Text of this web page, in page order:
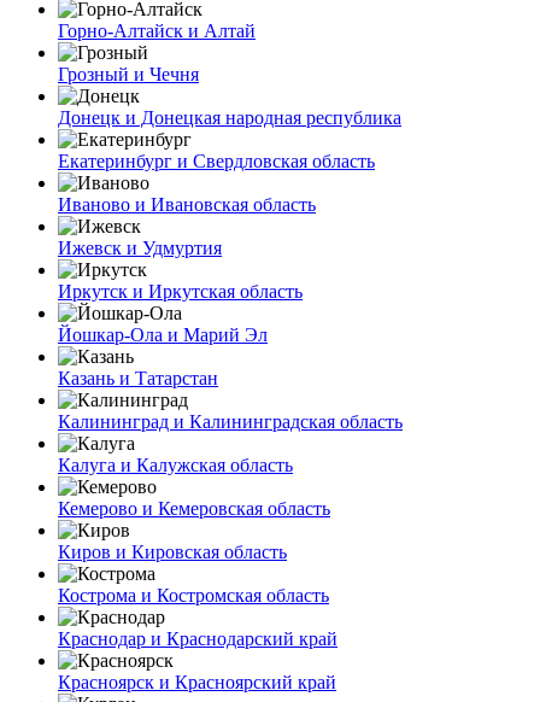
Горно-Алтайск и Алтай
Грозный и Чечня
Донецк и Донецкая народная республика
Екатеринбург и Свердловская область
Иваново и Ивановская область
Ижевск и Удмуртия
Иркутск и Иркутская область
Йошкар-Ола и Марий Эл
Казань и Татарстан
Калининград и Калининградская область
Калуга и Калужская область
Кемерово и Кемеровская область
Киров и Кировская область
Кострома и Костромская область
Краснодар и Краснодарский край
Красноярск и Красноярский край